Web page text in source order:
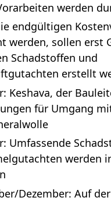
werden
endgültigen
werden, sollen erst
Schadstoffen und
erstellt
Keshava, der
für Umgang
Umfassende
werden
Dezember: Auf